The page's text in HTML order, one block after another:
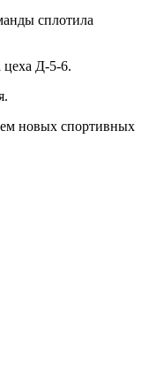
сплотила
цеха Д-5-6.
новых спортивных